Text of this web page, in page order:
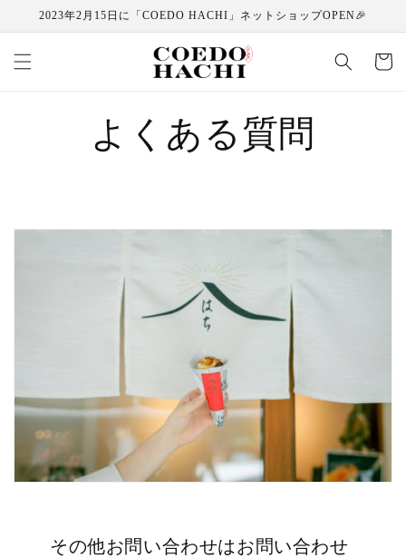
ンツに
進む
2023年2月15日に「COEDO HACHI」ネットショップOPEN🎉
ー
よくある質問
その他お問い合わせはお問い合わせ